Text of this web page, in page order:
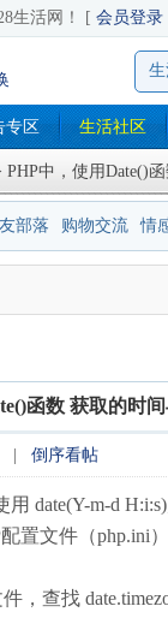
生活网！ [ 会员登录
专区 生活社区
PHP中，使用Date()
部落 购物交流 情
函数 获取的时
| 倒序看帖
用 date(Y-m-d
配置文件（
查找